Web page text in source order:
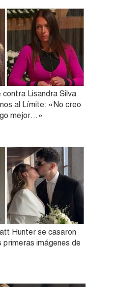
contra Lisandra Silva
al Límite: «No creo
mejor…»
Hunter se casaron
primeras imágenes de